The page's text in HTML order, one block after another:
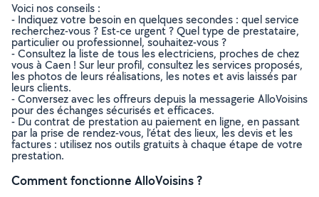
Voici nos conseils :
- Indiquez votre besoin en quelques secondes : quel service
recherchez-vous ? Est-ce urgent ? Quel type de prestataire,
particulier ou professionnel, souhaitez-vous ?
- Consultez la liste de tous les electriciens, proches de chez
vous à Caen ! Sur leur profil, consultez les services proposés,
les photos de leurs réalisations, les notes et avis laissés par
leurs clients.
- Conversez avec les offreurs depuis la messagerie AlloVoisins
pour des échanges sécurisés et efficaces.
- Du contrat de prestation au paiement en ligne, en passant
par la prise de rendez-vous, l’état des lieux, les devis et les
factures : utilisez nos outils gratuits à chaque étape de votre
prestation.
Comment fonctionne AlloVoisins ?